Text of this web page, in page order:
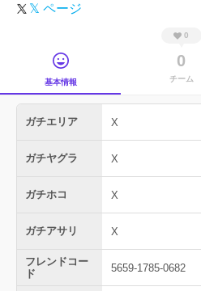
𝕏 ページ
基本情報
0
0
チーム
ガチエリア X
ガチヤグラ X
ガチホコ X
ガチアサリ X
フレンドコー
ド
5659-1785-0682